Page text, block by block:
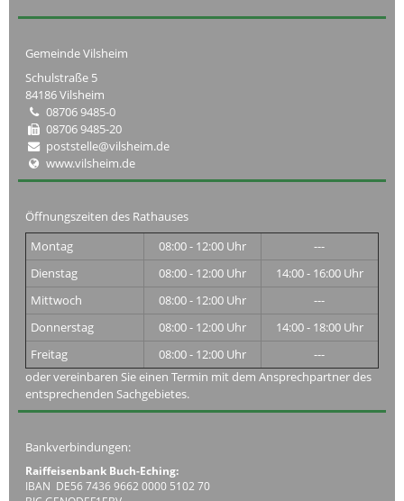
Gemeinde Vilsheim
Schulstraße 5
84186 Vilsheim
08706 9485-0
08706 9485-20
poststelle@vilsheim.de
www.vilsheim.de
Öffnungszeiten des Rathauses
Montag
08:00 - 12:00 Uhr
---
Dienstag
08:00 - 12:00 Uhr
14:00 - 16:00 Uhr
Mittwoch
08:00 - 12:00 Uhr
---
Donnerstag
08:00 - 12:00 Uhr
14:00 - 18:00 Uhr
Freitag
08:00 - 12:00 Uhr
---
oder vereinbaren Sie einen Termin mit dem Ansprechpartner des
entsprechenden Sachgebietes.
Bankverbindungen:
Raiffeisenbank Buch-Eching:
IBAN DE56 7436 9662 0000 5102 70